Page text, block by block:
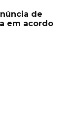
de
em acordo